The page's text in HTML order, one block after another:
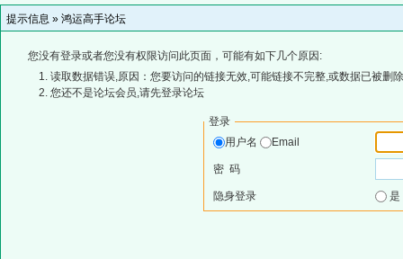
提示信息 » 鸿运高手论坛
您没有登录或者您没有权限访问此页面，可能有如下几个原因:
读取数据错误,原因：您要访问的链接无效,可能链接不完整,或数据已被删
您还不是论坛会员,请先登录论坛
登录
用户名
Email
密 码
隐身登录